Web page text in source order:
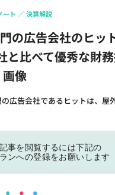
の広告会社のヒッ
と比べて優秀な財
像
広告会社であるヒットは、屋
ート 決算解説
記事を閲覧するには下記の
ンへの登録をお願いします